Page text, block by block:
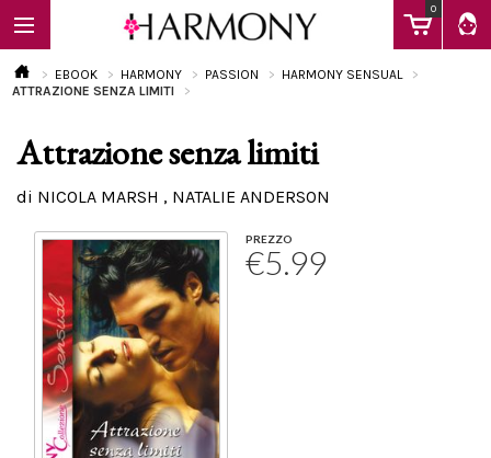
0
EBOOK
Calendario
EBOOK HARMONY PASSION
HARMONY SENSUAL
ATTRAZIONE SENZA LIMITI
Attrazione senza limiti
di NICOLA MARSH , NATALIE ANDERSON
PREZZO
€5.99